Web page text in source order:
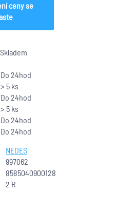
NEDES
997062
8585040900128
2 R
ceny se
Skladem
Do 24hod
> 5 ks
Do 24hod
> 5 ks
Do 24hod
Do 24hod